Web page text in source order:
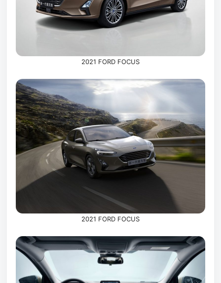
2021 FORD FOCUS
2021 FORD FOCUS